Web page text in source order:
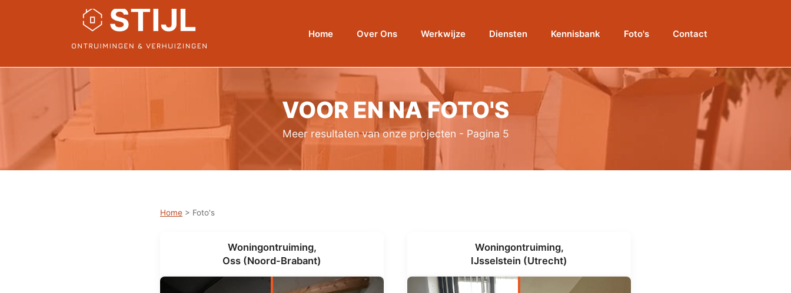
Home Over Ons Werkwijze Diensten Kennisbank Foto's Contact
VOOR EN NA FOTO'S
Meer resultaten van onze projecten - Pagina 5
Home > Foto's
Woningontruiming,
Oss (Noord-Brabant)
Woningontruiming,
IJsselstein (Utrecht)